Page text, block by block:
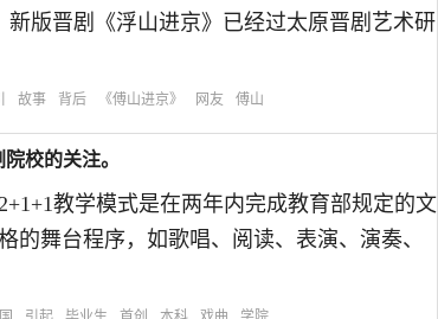
版晋剧《浮山进京》已经过太原晋剧艺术研
故事 背后 《傅山进京》 网友 傅山
校的关注。
教学模式是在两年内完成教育部规定的文
舞台程序，如歌唱、阅读、表演、演奏、